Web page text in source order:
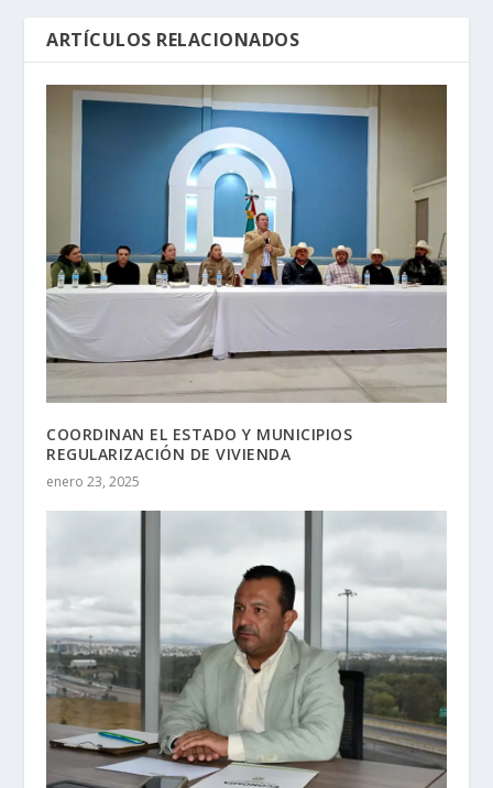
ARTÍCULOS RELACIONADOS
COORDINAN EL ESTADO Y MUNICIPIOS
REGULARIZACIÓN DE VIVIENDA
enero 23, 2025